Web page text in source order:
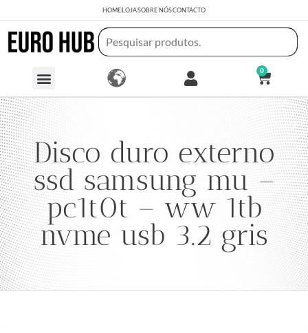
HOMELOJASOBRE NÓSCONTACTO
0
Disco duro externo
ssd samsung mu –
pc1t0t – ww 1tb
nvme usb 3.2 gris